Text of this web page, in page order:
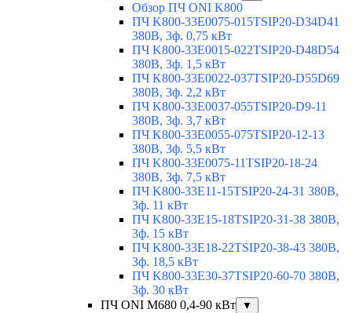
Обзор ПЧ ONI K800
ПЧ K800-33E0075-015TSIP20-D34D41
380В, 3ф. 0,75 кВт
ПЧ K800-33E0015-022TSIP20-D48D54
380В, 3ф. 1,5 кВт
ПЧ K800-33E0022-037TSIP20-D55D69
380В, 3ф. 2,2 кВт
ПЧ K800-33E0037-055TSIP20-D9-11
380В, 3ф. 3,7 кВт
ПЧ K800-33E0055-075TSIP20-12-13
380В, 3ф. 5,5 кВт
ПЧ K800-33E0075-11TSIP20-18-24
380В, 3ф. 7,5 кВт
ПЧ K800-33E11-15TSIP20-24-31 380В,
3ф. 11 кВт
ПЧ K800-33E15-18TSIP20-31-38 380В,
3ф. 15 кВт
ПЧ K800-33E18-22TSIP20-38-43 380В,
3ф. 18,5 кВт
ПЧ K800-33E30-37TSIP20-60-70 380В,
3ф. 30 кВт
ПЧ ONI M680 0,4-90 кВт
▼